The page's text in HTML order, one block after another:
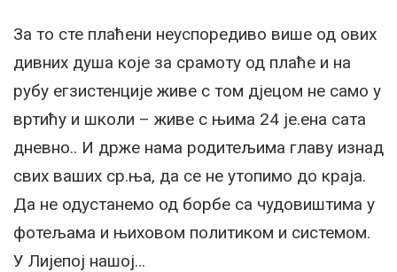
За то сте плаћени неуспоредиво више од ових
дивних душа које за срамоту од плаће и на
рубу егзистенције живе с том дјецом не само у
вртићу и школи – живе с њима 24 је.ена сата
дневно.. И држе нама родитељима главу изнад
свих ваших ср.ња, да се не утопимо до краја.
Да не одустанемо од борбе са чудовиштима у
фотељама и њиховом политиком и системом.
У Лијепој нашој…